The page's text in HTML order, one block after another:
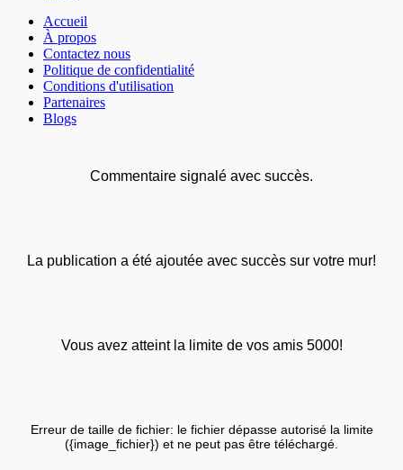
Accueil
À propos
Contactez nous
Politique de confidentialité
Conditions d'utilisation
Partenaires
Blogs
Commentaire signalé avec succès.
La publication a été ajoutée avec succès sur votre mur!
Vous avez atteint la limite de vos amis 5000!
Erreur de taille de fichier: le fichier dépasse autorisé la limite
({image_fichier}) et ne peut pas être téléchargé.